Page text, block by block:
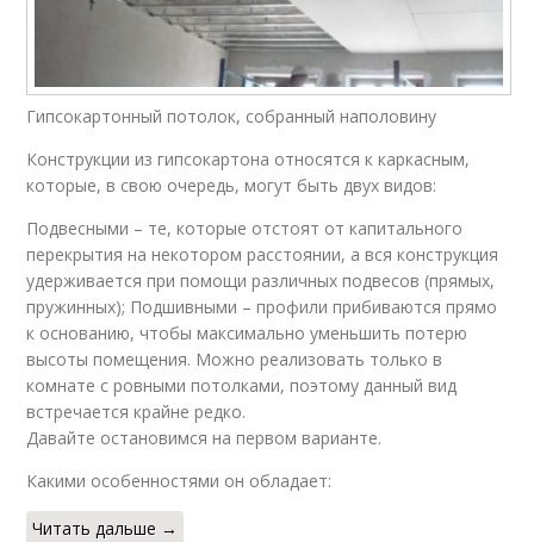
Гипсокартонный потолок, собранный наполовину
Конструкции из гипсокартона относятся к каркасным,
которые, в свою очередь, могут быть двух видов:
Подвесными – те, которые отстоят от капитального
перекрытия на некотором расстоянии, а вся конструкция
удерживается при помощи различных подвесов (прямых,
пружинных); Подшивными – профили прибиваются прямо
к основанию, чтобы максимально уменьшить потерю
высоты помещения. Можно реализовать только в
комнате с ровными потолками, поэтому данный вид
встречается крайне редко.
Давайте остановимся на первом варианте.
Какими особенностями он обладает:
Читать дальше →